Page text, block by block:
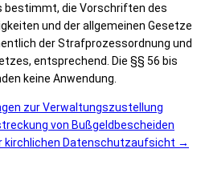
bestimmt, die Vorschriften des
und der allgemeinen Gesetze
der Strafprozessordnung und
entsprechend. Die §§ 56 bis
keine Anwendung.
zur Verwaltungszustellung
von Bußgeldbescheiden
kirchlichen Datenschutzaufsicht →